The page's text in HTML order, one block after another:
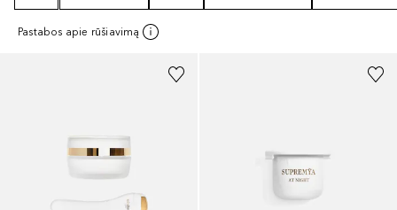
Pastabos apie rūšiavimą